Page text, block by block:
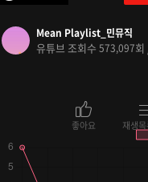
Mean Playlist_민뮤직
유튜브 조회수 573,097회
좋아요 재생